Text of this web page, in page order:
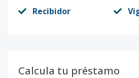
Recibidor
Calcula tu préstamo